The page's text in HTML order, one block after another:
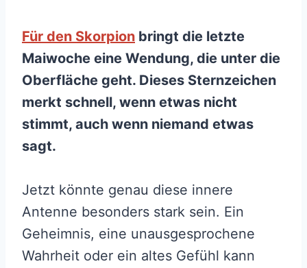
Für den Skorpion bringt die letzte
Maiwoche eine Wendung, die unter die
Oberfläche geht. Dieses Sternzeichen
merkt schnell, wenn etwas nicht
stimmt, auch wenn niemand etwas
sagt.
Jetzt könnte genau diese innere
Antenne besonders stark sein. Ein
Geheimnis, eine unausgesprochene
Wahrheit oder ein altes Gefühl kann